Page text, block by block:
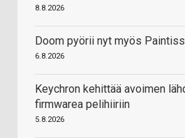
8.8.2026
Doom pyörii nyt myös
6.8.2026
Keychron kehittää avoimen
firmwarea pelihiiriin
5.8.2026